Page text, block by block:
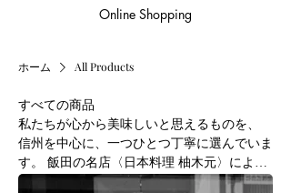
Online Shopping
ホーム All Products
すべての商品
私たちが心から美味しいと思えるものを、
信州を中心に、一つひとつ丁寧に選んでいま
す。 飯田の名店〈日本料理 柚木元〉による
プレミアムおやき。 長野県筑北村〈庄屋 忠